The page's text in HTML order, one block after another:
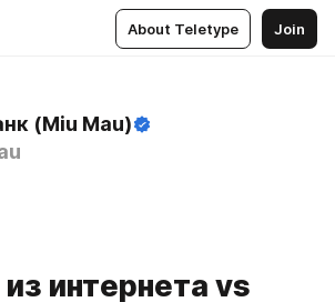
About Teletype Join
(Miu Mau)
интернета vs